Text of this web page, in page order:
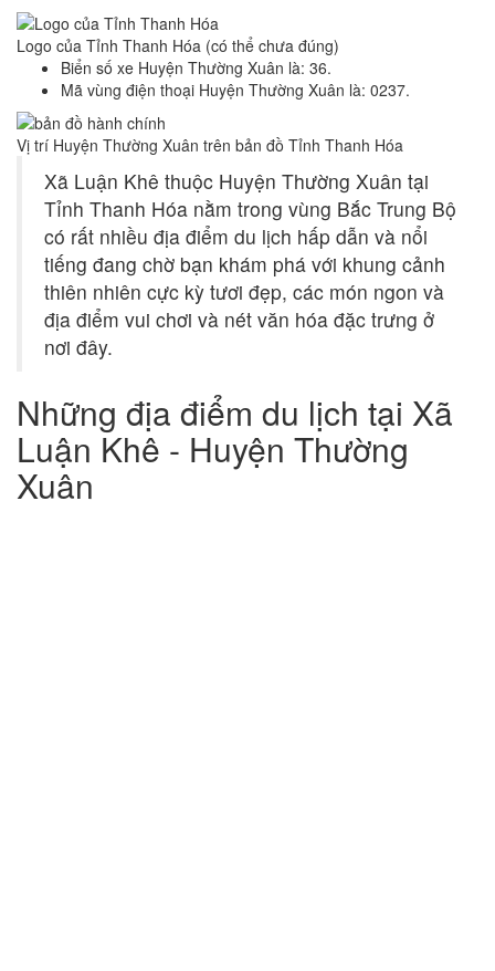
Logo của Tỉnh Thanh Hóa (có thể chưa đúng)
Biển số xe Huyện Thường Xuân là: 36.
Mã vùng điện thoại Huyện Thường Xuân là: 0237.
Vị trí Huyện Thường Xuân trên bản đồ Tỉnh Thanh Hóa
Xã Luận Khê thuộc Huyện Thường Xuân tại
Tỉnh Thanh Hóa nằm trong vùng Bắc Trung Bộ
có rất nhiều địa điểm du lịch hấp dẫn và nổi
tiếng đang chờ bạn khám phá với khung cảnh
thiên nhiên cực kỳ tươi đẹp, các món ngon và
địa điểm vui chơi và nét văn hóa đặc trưng ở
nơi đây.
Những địa điểm du lịch tại Xã
Luận Khê - Huyện Thường
Xuân